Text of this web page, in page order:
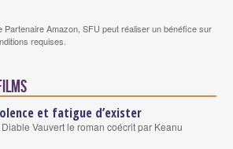
Partenaire Amazon, SFU peut réaliser un bénéfice sur
requises.
et fatigue d’exister
Vauvert le roman coécrit par Keanu